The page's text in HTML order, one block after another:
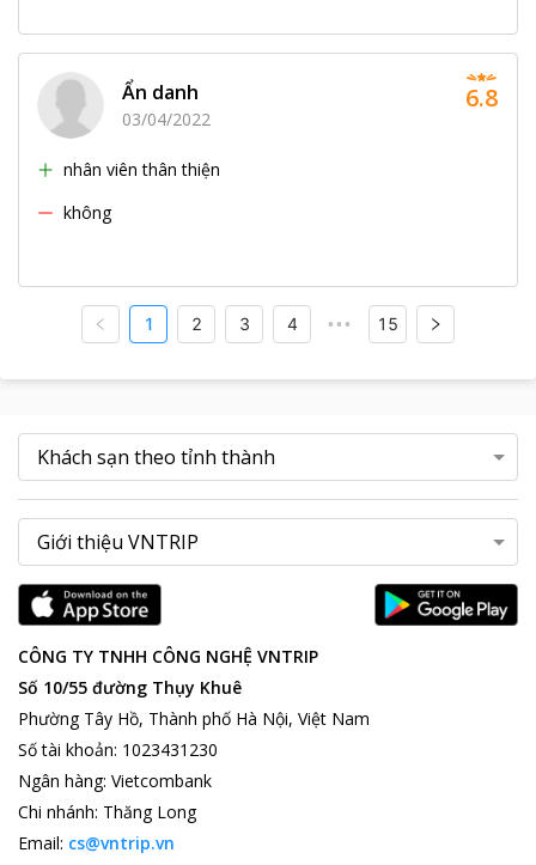
Ẩn danh
03/04/2022
nhân viên thân thiện
không
6.8
1 2 3 4 ••• 15
CÔNG TY TNHH CÔNG NGHỆ VNTRIP
Số 10/55 đường Thụy Khuê
Phường Tây Hồ, Thành phố Hà Nội, Việt Nam
Số tài khoản: 1023431230
Ngân hàng: Vietcombank
Chi nhánh: Thăng Long
Email: cs@vntrip.vn